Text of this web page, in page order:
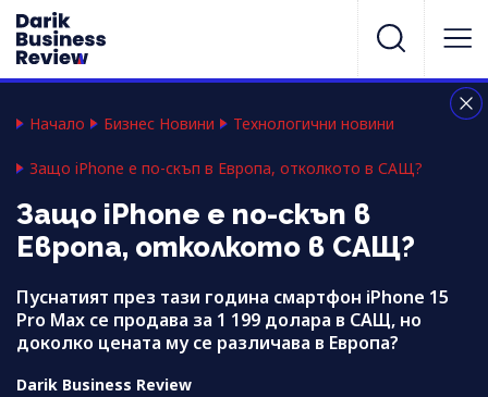
Начало Бизнес Новини Технологични новини
Защо iPhone е по-скъп в Европа, отколкото в САЩ?
Защо iPhone е по-скъп в
Европа, отколкото в САЩ?
Пуснатият през тази година смартфон iPhone 15
Pro Max се продава за 1 199 долара в САЩ, но
доколко цената му се различава в Европа?
Darik Business Review